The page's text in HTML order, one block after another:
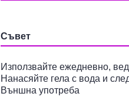
Съвет
Използвайте ежедневно,
Нанасяйте гела с вода и
Външна употреба